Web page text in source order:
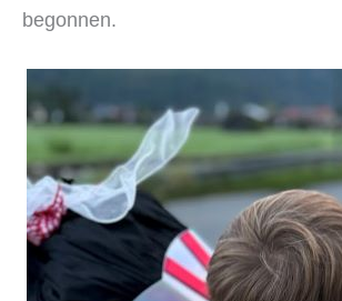
begonnen.